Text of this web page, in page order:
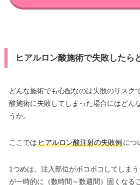
ヒアルロン酸施術で失敗したら
どんな施術でも心配なのは失敗のリスク
酸施術に失敗してしまった場合にはどん
うか。
ここではヒアルロン酸注射の失敗例につ
1つめは、注入部位がボコボコしてしま
が一時的に（数時間～数週間）固くなる